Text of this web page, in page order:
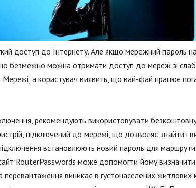
доступ до Інтернету. Але якщо мережний пароль
безмежно можна отримати доступ до мереж зі
а користувач виявить, що вай-фай працює
рекомендують використовувати
підключений до мережі, що дозволяє знайти і
встановлюють новий пароль для
RouterPasswords може допомогти йому
виникає в густонаселених житлових